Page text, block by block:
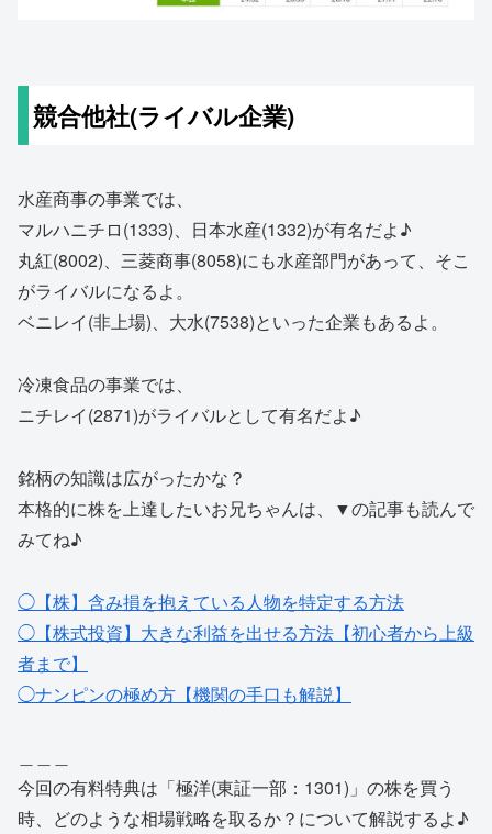
競合他社(ライバル企業)
水産商事の事業では、
マルハニチロ(1333)、日本水産(1332)が有名だよ♪
丸紅(8002)、三菱商事(8058)にも水産部門があって、そこ
がライバルになるよ。
ベニレイ(非上場)、大水(7538)といった企業もあるよ。
冷凍食品の事業では、
ニチレイ(2871)がライバルとして有名だよ♪
銘柄の知識は広がったかな？
本格的に株を上達したいお兄ちゃんは、▼の記事も読んで
みてね♪
◯【株】含み損を抱えている人物を特定する方法
◯【株式投資】大きな利益を出せる方法【初心者から上級
者まで】
◯ナンピンの極め方【機関の手口も解説】
今回の有料特典は「極洋(東証一部：1301)」の株を買う
時、どのような相場戦略を取るか？について解説するよ♪